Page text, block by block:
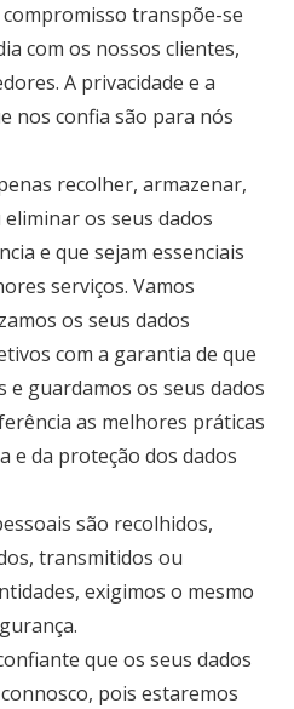
transpõe-se
com os nossos clientes,
A privacidade e a
nos confia são para nós
recolher, armazenar,
os seus dados
e que sejam essenciais
serviços. Vamos
os seus dados
com a garantia de que
guardamos os seus dados
as melhores práticas
e da proteção dos dados
são recolhidos,
transmitidos ou
exigimos o mesmo
que os seus dados
pois estaremos